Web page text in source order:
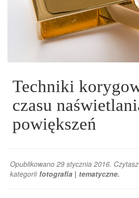
Techniki
czasu
powiększeń
Opublikowano 29 stycznia 2016.
kategorii fotografia | tematyczne.